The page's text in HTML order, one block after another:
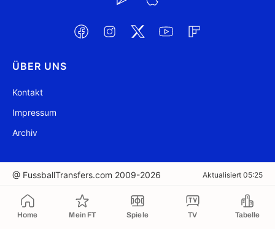
Home Mein FT Spiele TV Tabelle
ÜBER UNS
Kontakt
Impressum
Archiv
@ FussballTransfers.com 2009-2026 Aktualisiert 05:25
In die Zwischenablage kopiert